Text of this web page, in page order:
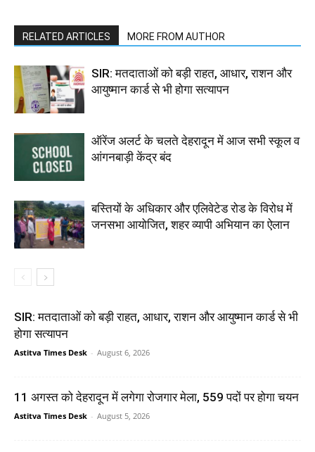
RELATED ARTICLES MORE FROM AUTHOR
SIR: मतदाताओं को बड़ी राहत, आधार, राशन और
आयुष्मान कार्ड से भी होगा सत्यापन
ऑरेंज अलर्ट के चलते देहरादून में आज सभी स्कूल व
आंगनबाड़ी केंद्र बंद
बस्तियों के अधिकार और एलिवेटेड रोड के विरोध में
जनसभा आयोजित, शहर व्यापी अभियान का ऐलान
SIR: मतदाताओं को बड़ी राहत, आधार, राशन और आयुष्मान कार्ड से भी
होगा सत्यापन
Astitva Times Desk - August 6, 2026
11 अगस्त को देहरादून में लगेगा रोजगार मेला, 559 पदों पर होगा चयन
Astitva Times Desk - August 5, 2026